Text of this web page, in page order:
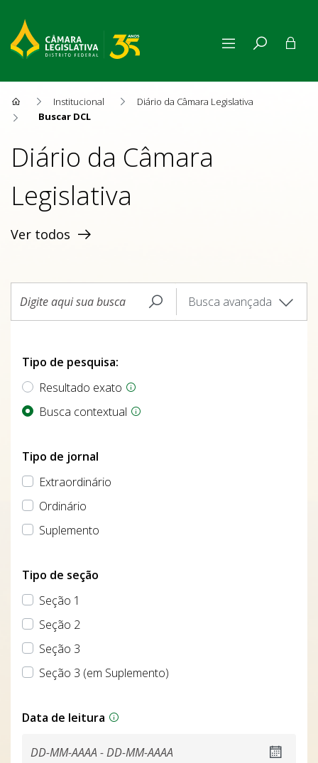
Institucional
Diário da Câmara Legislativa
Buscar DCL
Buscar DCL
Diário da Câmara
Legislativa
Ver todos
Busca avançada
Tipo de pesquisa:
Resultado exato
Busca contextual
Tipo de jornal
Extraordinário
Ordinário
Suplemento
Tipo de seção
Seção 1
Seção 2
Seção 3
Seção 3 (em Suplemento)
Data de leitura